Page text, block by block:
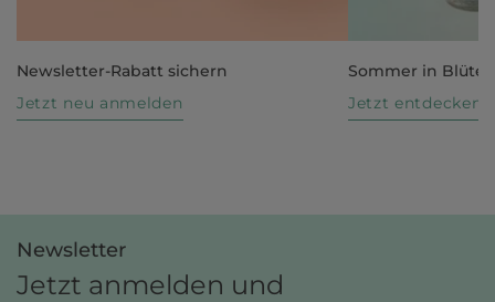
Newsletter-Rabatt sichern
Jetzt neu anmelden
Sommer in Blüte
Jetzt entdecken
Newsletter
Jetzt anmelden und